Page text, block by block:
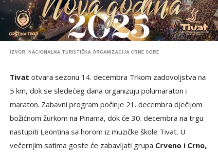
IZVOR: NACIONALNA TURISTIČKA ORGANIZACIJA CRNE GORE
Tivat otvara sezonu 14. decembra Trkom zadovoljstva na
5 km, dok se sledećeg dana organizuju polumaraton i
maraton. Zabavni program počinje 21. decembra dječijom
božićnom žurkom na Pinama, dok će 30. decembra na trgu
nastupiti Leontina sa horom iz muzičke škole Tivat. U
večernjim satima goste će zabavljati grupa Crveno i Crno,